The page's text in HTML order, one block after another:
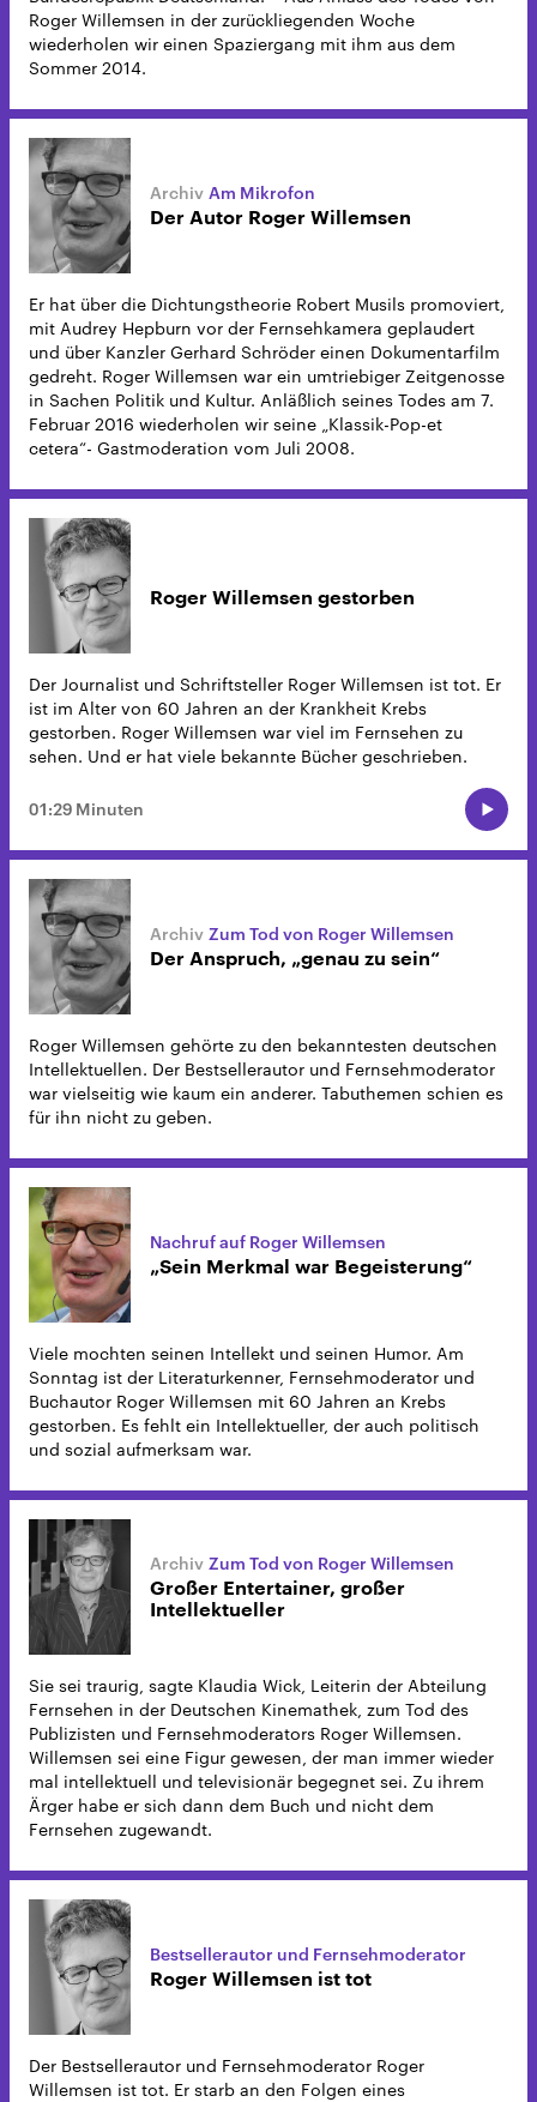
Roger Willemsen in der zurückliegenden Woche
wiederholen wir einen Spaziergang mit ihm aus dem
Sommer 2014.
Am Mikrofon
Der Autor Roger Willemsen
Er hat über die Dichtungstheorie Robert Musils promoviert,
mit Audrey Hepburn vor der Fernsehkamera geplaudert
und über Kanzler Gerhard Schröder einen Dokumentarfilm
gedreht. Roger Willemsen war ein umtriebiger Zeitgenosse
in Sachen Politik und Kultur. Anläßlich seines Todes am 7.
Februar 2016 wiederholen wir seine „Klassik-Pop-et
cetera“- Gastmoderation vom Juli 2008.
Roger Willemsen gestorben
Der Journalist und Schriftsteller Roger Willemsen ist tot. Er
ist im Alter von 60 Jahren an der Krankheit Krebs
gestorben. Roger Willemsen war viel im Fernsehen zu
sehen. Und er hat viele bekannte Bücher geschrieben.
01:29 Minuten
Zum Tod von Roger Willemsen
Der Anspruch, „genau zu sein“
Roger Willemsen gehörte zu den bekanntesten deutschen
Intellektuellen. Der Bestsellerautor und Fernsehmoderator
war vielseitig wie kaum ein anderer. Tabuthemen schien es
für ihn nicht zu geben.
Nachruf auf Roger Willemsen
„Sein Merkmal war Begeisterung“
Viele mochten seinen Intellekt und seinen Humor. Am
Sonntag ist der Literaturkenner, Fernsehmoderator und
Buchautor Roger Willemsen mit 60 Jahren an Krebs
gestorben. Es fehlt ein Intellektueller, der auch politisch
und sozial aufmerksam war.
Zum Tod von Roger Willemsen
Großer Entertainer, großer
Intellektueller
Sie sei traurig, sagte Klaudia Wick, Leiterin der Abteilung
Fernsehen in der Deutschen Kinemathek, zum Tod des
Publizisten und Fernsehmoderators Roger Willemsen.
Willemsen sei eine Figur gewesen, der man immer wieder
mal intellektuell und televisionär begegnet sei. Zu ihrem
Ärger habe er sich dann dem Buch und nicht dem
Fernsehen zugewandt.
Bestsellerautor und Fernsehmoderator
Roger Willemsen ist tot
Der Bestsellerautor und Fernsehmoderator Roger
Willemsen ist tot. Er starb an den Folgen eines